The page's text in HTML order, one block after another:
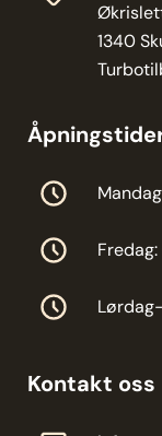
1340
Kontakt oss